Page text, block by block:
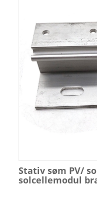
Stativ søm PV/
solcellemodul